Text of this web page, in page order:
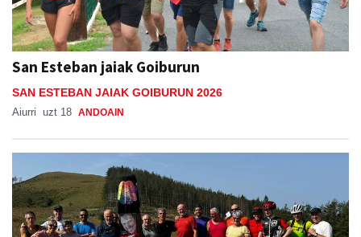
San Esteban jaiak Goiburun
SAN ESTEBAN JAIAK GOIBURUN 2026
Aiurri uzt 18 ANDOAIN